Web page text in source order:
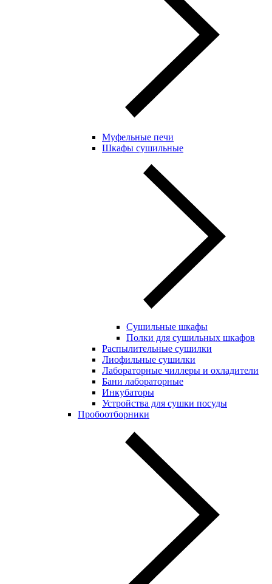
Муфельные печи
Шкафы сушильные
Сушильные шкафы
Полки для сушильных шкафов
Распылительные сушилки
Лиофильные сушилки
Лабораторные чиллеры и охладители
Бани лабораторные
Инкубаторы
Устройства для сушки посуды
Пробоотборники